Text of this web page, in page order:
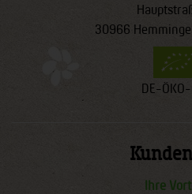
30966
DE-
Ihre